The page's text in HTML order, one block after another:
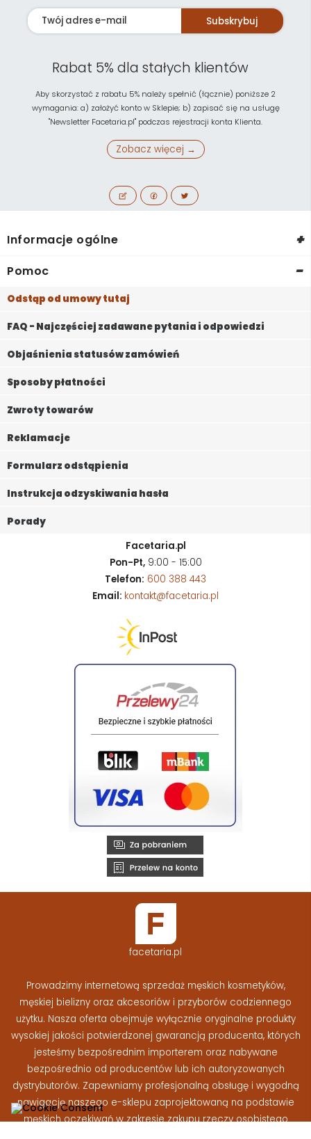
Subskrybuj
Rabat 5% dla stałych klientów
Aby skorzystać z rabatu 5% należy spełnić (łącznie) poniższe 2
wymagania: a) założyć konto w Sklepie; b) zapisać się na usługę
"Newsletter Facetaria.pl" podczas rejestracji konta Klienta.
Zobacz więcej →
Informacje ogólne +
Pomoc -
Odstąp od umowy tutaj
FAQ - Najczęściej zadawane pytania i odpowiedzi
Objaśnienia statusów zamówień
Sposoby płatności
Zwroty towarów
Reklamacje
Formularz odstąpienia
Instrukcja odzyskiwania hasła
Porady
Facetaria.pl
Pon-Pt,9:00 - 15:00
Telefon: 600 388 443
Email: kontakt@facetaria.pl
facetaria.pl
Prowadzimy internetową sprzedaż męskich kosmetyków,
męskiej bielizny oraz akcesoriów i przyborów codziennego
użytku. Nasza oferta obejmuje wyłącznie oryginalne produkty
wysokiej jakości potwierdzonej gwarancją producenta, których
jesteśmy bezpośrednim importerem oraz nabywane
bezpośrednio od producentów lub ich autoryzowanych
dystrybutorów. Zapewniamy profesjonalną obsługę i wygodną
nawigację naszego e-sklepu zaprojektowaną na podstawie
męskich oczekiwań w zakresie zakupu rzeczy osobistego